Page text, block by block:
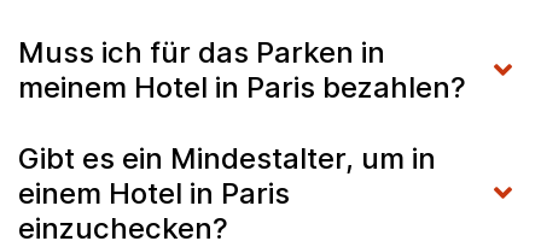
Muss ich für das Parken in
meinem Hotel in Paris bezahlen?
Gibt es ein Mindestalter, um in
einem Hotel in Paris
einzuchecken?